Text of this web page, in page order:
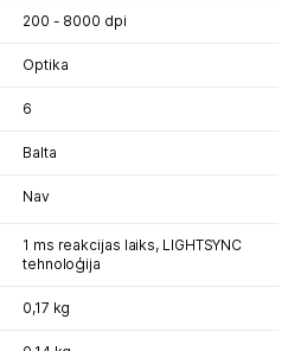
200 - 8000 dpi
Optika
6
Balta
Nav
1 ms reakcijas laiks, LIGHTSYNC
tehnoloģija
0,17 kg